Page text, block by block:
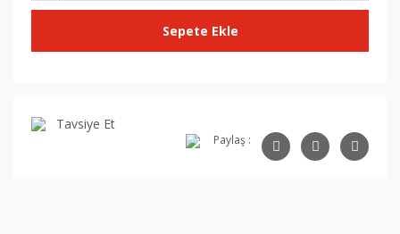
Sepete Ekle
Tavsiye Et
Paylaş :